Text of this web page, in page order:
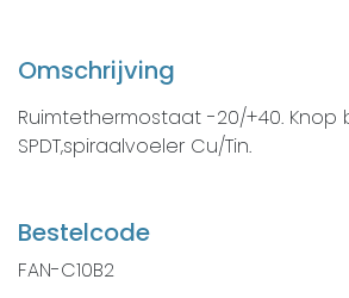
Omschrijving
Ruimtethermostaat -20/+40. Knop
SPDT,spiraalvoeler Cu/Tin.
Bestelcode
FAN-C10B2